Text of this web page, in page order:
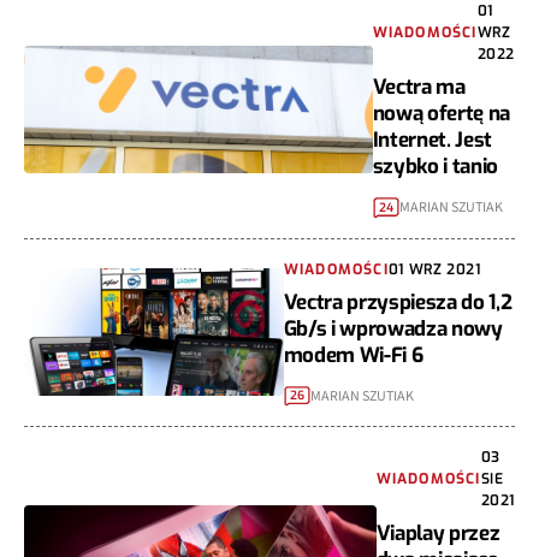
WIADOMOŚCI
01
WRZ
2022
Vectra ma
nową ofertę na
Internet. Jest
szybko i tanio
24 MARIAN SZUTIAK
WIADOMOŚCI01 WRZ 2021
Vectra przyspiesza do 1,2
Gb/s i wprowadza nowy
modem Wi-Fi 6
26 MARIAN SZUTIAK
WIADOMOŚCI
03
SIE
2021
Viaplay przez